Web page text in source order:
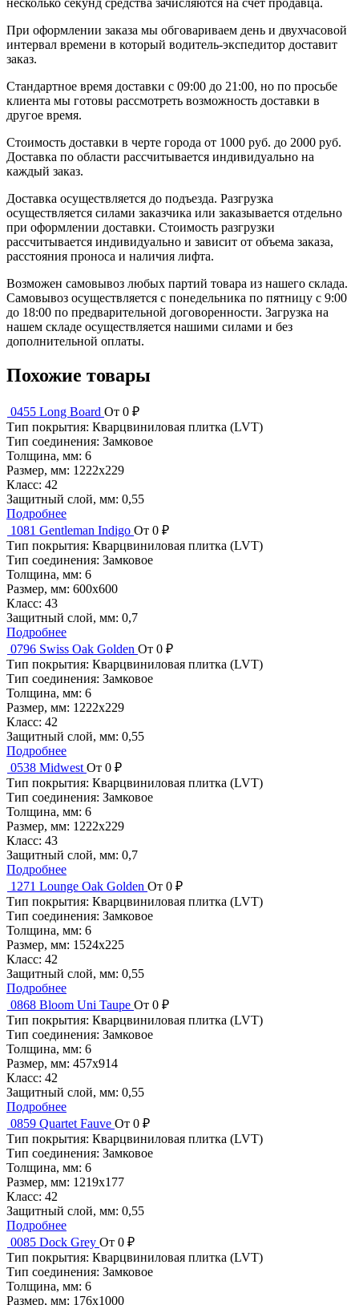
При оформлении заказа мы обговариваем день и двухчасовой
интервал времени в который водитель-экспедитор доставит
заказ.
Стандартное время доставки с 09:00 до 21:00, но по просьбе
клиента мы готовы рассмотреть возможность доставки в
другое время.
Стоимость доставки в черте города от 1000 руб. до 2000 руб.
Доставка по области рассчитывается индивидуально на
каждый заказ.
Доставка осуществляется до подъезда. Разгрузка
осуществляется силами заказчика или заказывается отдельно
при оформлении доставки. Стоимость разгрузки
рассчитывается индивидуально и зависит от объема заказа,
расстояния проноса и наличия лифта.
Возможен самовывоз любых партий товара из нашего склада.
Самовывоз осуществляется с понедельника по пятницу с 9:00
до 18:00 по предварительной договоренности. Загрузка на
нашем складе осуществляется нашими силами и без
дополнительной оплаты.
Похожие товары
0455 Long Board От 0 ₽
Тип покрытия: Кварцвиниловая плитка (LVT)
Тип соединения: Замковое
Толщина, мм: 6
Размер, мм: 1222x229
Класс: 42
Защитный слой, мм: 0,55
Подробнее
1081 Gentleman Indigo От 0 ₽
Тип покрытия: Кварцвиниловая плитка (LVT)
Тип соединения: Замковое
Толщина, мм: 6
Размер, мм: 600x600
Класс: 43
Защитный слой, мм: 0,7
Подробнее
0796 Swiss Oak Golden От 0 ₽
Тип покрытия: Кварцвиниловая плитка (LVT)
Тип соединения: Замковое
Толщина, мм: 6
Размер, мм: 1222x229
Класс: 42
Защитный слой, мм: 0,55
Подробнее
0538 Midwest От 0 ₽
Тип покрытия: Кварцвиниловая плитка (LVT)
Тип соединения: Замковое
Толщина, мм: 6
Размер, мм: 1222x229
Класс: 43
Защитный слой, мм: 0,7
Подробнее
1271 Lounge Oak Golden От 0 ₽
Тип покрытия: Кварцвиниловая плитка (LVT)
Тип соединения: Замковое
Толщина, мм: 6
Размер, мм: 1524x225
Класс: 42
Защитный слой, мм: 0,55
Подробнее
0868 Bloom Uni Taupe От 0 ₽
Тип покрытия: Кварцвиниловая плитка (LVT)
Тип соединения: Замковое
Толщина, мм: 6
Размер, мм: 457x914
Класс: 42
Защитный слой, мм: 0,55
Подробнее
0859 Quartet Fauve От 0 ₽
Тип покрытия: Кварцвиниловая плитка (LVT)
Тип соединения: Замковое
Толщина, мм: 6
Размер, мм: 1219x177
Класс: 42
Защитный слой, мм: 0,55
Подробнее
0085 Dock Grey От 0 ₽
Тип покрытия: Кварцвиниловая плитка (LVT)
Тип соединения: Замковое
Толщина, мм: 6
Размер, мм: 176х1000